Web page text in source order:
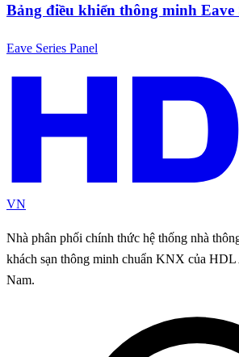
Bảng điều khiển thông minh Eave
Eave Series Panel
VN
Nhà phân phối chính thức hệ thống nhà
khách sạn thông minh chuẩn KNX của
Nam.